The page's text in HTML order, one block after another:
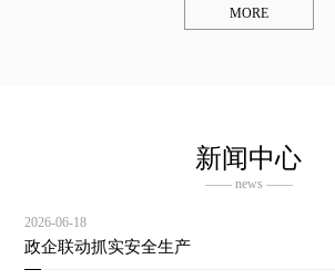
MORE
新闻中心
—— news ——
2026-06-18
政企联动抓实安全生产